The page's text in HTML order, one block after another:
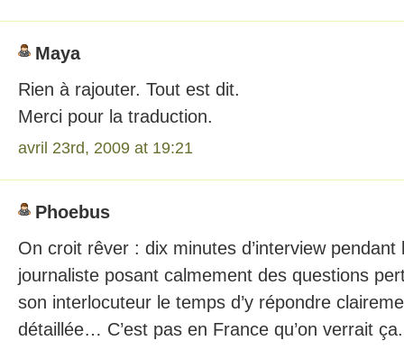
Maya
Rien à rajouter. Tout est dit.
Merci pour la traduction.
avril 23rd, 2009 at 19:21
Phoebus
On croit rêver : dix minutes d’interview
journaliste posant calmement des questions
son interlocuteur le temps d’y répondre
détaillée… C’est pas en France qu’on verrait ça.